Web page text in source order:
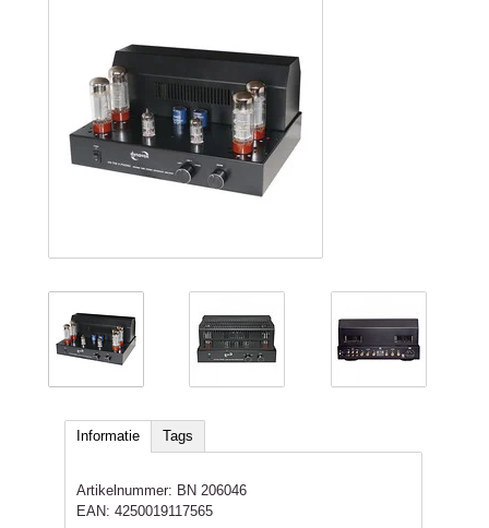
Informatie Tags
Artikelnummer: BN 206046
EAN: 4250019117565